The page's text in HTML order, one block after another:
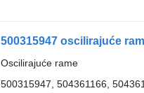
500315947 oscilirajuće
Oscilirajuće rame
500315947, 504361166,